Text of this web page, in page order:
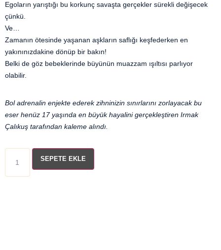
Egoların yarıştığı bu korkunç savaşta gerçekler sürekli değişecek
çünkü.
Ve…
Zamanın ötesinde yaşanan aşkların saflığı keşfederken en
yakınınızdakine dönüp bir bakın!
Belki de göz bebeklerinde büyünün muazzam ışıltısı parlıyor
olabilir.
Bol adrenalin enjekte ederek zihninizin sınırlarını zorlayacak bu
eser henüz 17 yaşında en büyük hayalini gerçekleştiren Irmak
Çalıkuş tarafından kaleme alındı.
SEPETE EKLE